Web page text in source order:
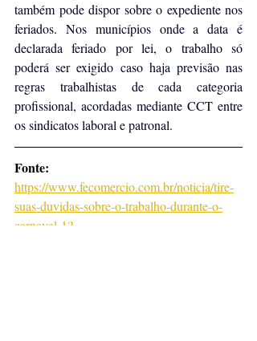
também pode dispor sobre o expediente nos
feriados. Nos municípios onde a data é
declarada feriado por lei, o trabalho só
poderá ser exigido caso haja previsão nas
regras trabalhistas de cada categoria
profissional, acordadas mediante CCT entre
os sindicatos laboral e patronal.
Fonte:
https://www.fecomercio.com.br/noticia/tire-
suas-duvidas-sobre-o-trabalho-durante-o-
carnaval-1?